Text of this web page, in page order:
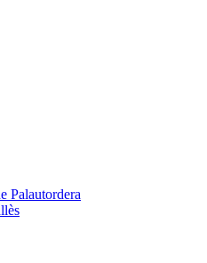
Palautordera